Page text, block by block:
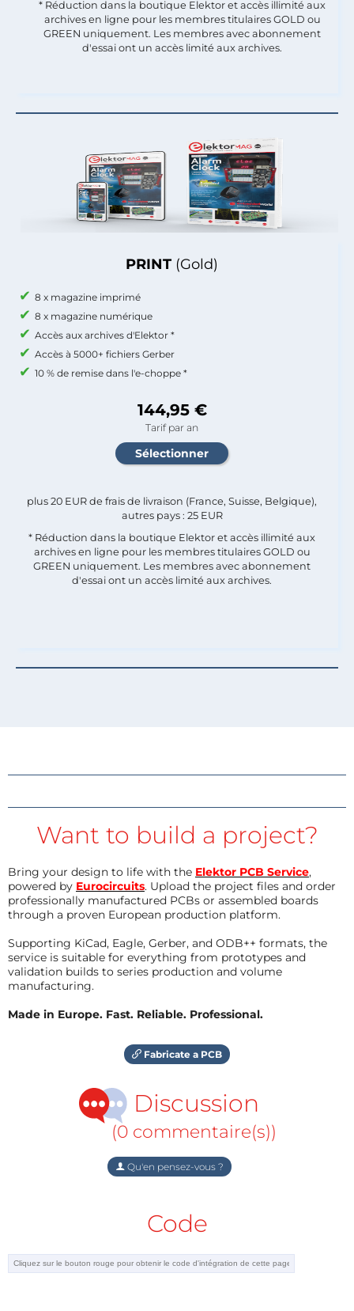
PRINT (Gold)
8 x magazine imprimé
8 x magazine numérique
Accès aux archives d'Elektor *
Accès à 5000+ fichiers Gerber
10 % de remise dans l'e-choppe *
144,95 €
Tarif par an
plus 20 EUR de frais de livraison (France, Suisse, Belgique),
autres pays : 25 EUR
* Réduction dans la boutique Elektor et accès illimité aux
archives en ligne pour les membres titulaires GOLD ou
GREEN uniquement. Les membres avec abonnement
d'essai ont un accès limité aux archives.
* Réduction dans la boutique Elektor et accès illimité aux
archives en ligne pour les membres titulaires GOLD ou
GREEN uniquement. Les membres avec abonnement
d'essai ont un accès limité aux archives.
Want to build a project?
Bring your design to life with the Elektor PCB Service,
powered by Eurocircuits. Upload the project files and order
professionally manufactured PCBs or assembled boards
through a proven European production platform.
Supporting KiCad, Eagle, Gerber, and ODB++ formats, the
service is suitable for everything from prototypes and
validation builds to series production and volume
manufacturing.
Made in Europe. Fast. Reliable. Professional.
Fabricate a PCB
Discussion
(0 commentaire(s))
Qu'en pensez-vous ?
Code